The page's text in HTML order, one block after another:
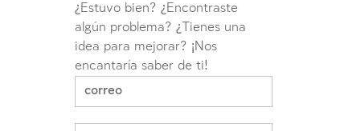
¿Estuvo bien? ¿Encontraste
algún problema? ¿Tienes una
idea para mejorar? ¡Nos
encantaría saber de ti!